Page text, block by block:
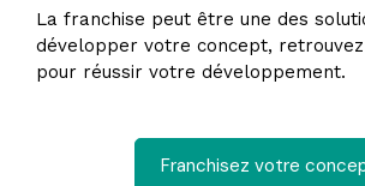
La franchise peut être une des
développer votre concept,
pour réussir votre développement.
Franchisez votre